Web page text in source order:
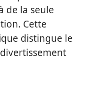
de la seule
Cette
distingue le